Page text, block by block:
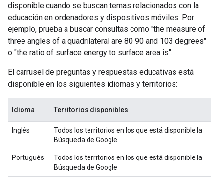
disponible cuando se buscan temas relacionados con la
educación en ordenadores y dispositivos móviles. Por
ejemplo, prueba a buscar consultas como "the measure of
three angles of a quadrilateral are 80 90 and 103 degrees"
o "the ratio of surface energy to surface area is".
El carrusel de preguntas y respuestas educativas está
disponible en los siguientes idiomas y territorios:
Idioma Territorios disponibles
Inglés
Todos los territorios en los que está disponible la
Búsqueda de Google
Portugués
Todos los territorios en los que está disponible la
Búsqueda de Google